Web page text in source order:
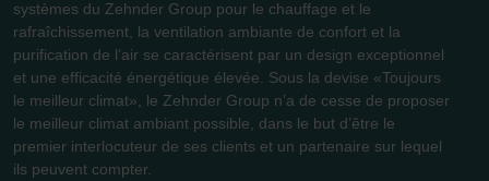
des cookies au sein du navigateur Web utilisé, il se peut
que les fonctionnalités de notre site Web ne soient plus
disponibles dans leur intégralité.
Pour plus de détails, nous vous invitons à prendre
connaissance de notre politique relative aux cookies.
systèmes du Zehnder Group pour le chauffage et le
rafraîchissement, la ventilation ambiante de confort et la
purification de l’air se caractérisent par un design exceptionnel
et une efficacité énergétique élevée. Sous la devise «Toujours
le meilleur climat», le Zehnder Group n’a de cesse de proposer
le meilleur climat ambiant possible, dans le but d’être le
premier interlocuteur de ses clients et un partenaire sur lequel
ils peuvent compter.